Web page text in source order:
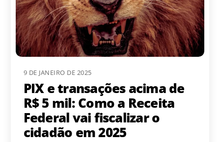
9 DE JANEIRO DE 2025
PIX e transações acima de
R$ 5 mil: Como a Receita
Federal vai fiscalizar o
cidadão em 2025